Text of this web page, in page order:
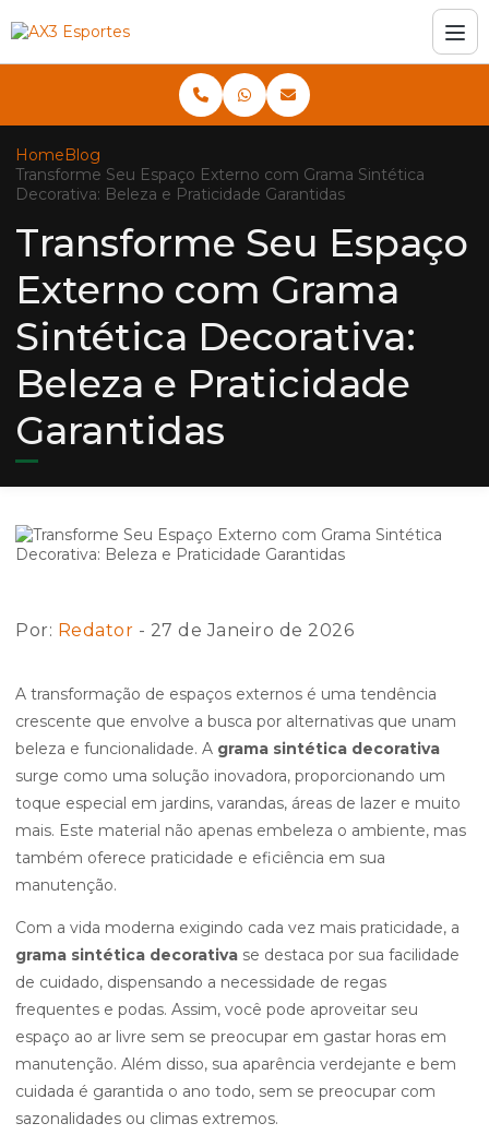
HomeBlog
Transforme Seu Espaço Externo com Grama Sintética
Decorativa: Beleza e Praticidade Garantidas
Transforme Seu Espaço
Externo com Grama
Sintética Decorativa:
Beleza e Praticidade
Garantidas
Por: Redator - 27 de Janeiro de 2026
A transformação de espaços externos é uma tendência
crescente que envolve a busca por alternativas que unam
beleza e funcionalidade. A grama sintética decorativa
surge como uma solução inovadora, proporcionando um
toque especial em jardins, varandas, áreas de lazer e muito
mais. Este material não apenas embeleza o ambiente, mas
também oferece praticidade e eficiência em sua
manutenção.
Com a vida moderna exigindo cada vez mais praticidade, a
grama sintética decorativa se destaca por sua facilidade
de cuidado, dispensando a necessidade de regas
frequentes e podas. Assim, você pode aproveitar seu
espaço ao ar livre sem se preocupar em gastar horas em
manutenção. Além disso, sua aparência verdejante e bem
cuidada é garantida o ano todo, sem se preocupar com
sazonalidades ou climas extremos.